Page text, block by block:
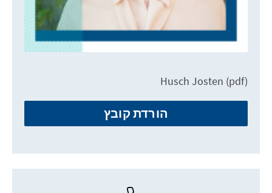
Husch Josten (pdf)
הורדת קובץ